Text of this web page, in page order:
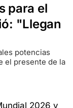
para el
"Llegan
potencias
el presente de la